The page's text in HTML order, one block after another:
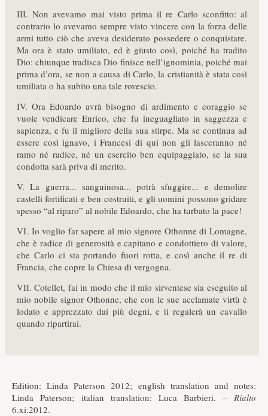
III. Non avevamo mai visto prima il re Carlo sconfitto: al
contrario lo avevamo sempre visto vincere con la forza delle
armi tutto ciò che aveva desiderato possedere o conquistare.
Ma ora è stato umiliato, ed è giusto così, poiché ha tradito
Dio: chiunque tradisca Dio finisce nell’ignominia, poiché mai
prima d’ora, se non a causa di Carlo, la cristianità è stata così
umiliata o ha subito una tale rovescio.
IV. Ora Edoardo avrà bisogno di ardimento e coraggio se
vuole vendicare Enrico, che fu ineguagliato in saggezza e
sapienza, e fu il migliore della sua stirpe. Ma se continua ad
essere così ignavo, i Francesi di qui non gli lasceranno né
ramo né radice, né un esercito ben equipaggiato, se la sua
condotta sarà priva di merito.
V. La guerra... sanguinosa... potrà sfuggire... e demolire
castelli fortificati e ben costruiti, e gli uomini possono gridare
spesso “al riparo” al nobile Edoardo, che ha turbato la pace!
VI. Io voglio far sapere al mio signore Othonne di Lomagne,
che è radice di generosità e capitano e condottiero di valore,
che Carlo ci sta portando fuori rotta, e così anche il re di
Francia, che copre la Chiesa di vergogna.
VII. Cotellet, fai in modo che il mio sirventese sia eseguito al
mio nobile signor Othonne, che con le sue acclamate virtù è
lodato e apprezzato dai più degni, e ti regalerà un cavallo
quando ripartirai.
Edition: Linda Paterson 2012; english translation and notes:
Linda Paterson; italian translation: Luca Barbieri. – Rialto
6.xi.2012.